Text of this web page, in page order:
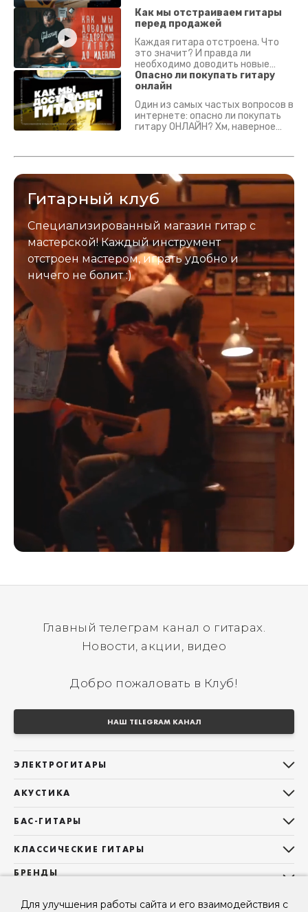
Для улучшения работы сайта и его взаимодействия с
Как мы отстраиваем гитары
перед продажей
Каждая гитара отстроена. Что
это значит? И правда ли
необходимо доводить новые
гитары? Если кратко - да.
Подробно - в видео :)
Опасно ли покупать гитару
онлайн
Один из самых частых вопросов в
интернете: опасно ли покупать
гитару ОНЛАЙН? Хм, наверное
застрахован. Случись что -
Гитарный клуб
Специализированный магазин гитар с
мастерской! Каждый инструмент
отстроен мастером, играть удобно и
ничего не болит :)
Главный телеграм канал о гитарах.
Новости, акции, видео
Добро пожаловать в Клуб!
НАШ TELEGRAM КАНАЛ
ЭЛЕКТРОГИТАРЫ
Telecaster
Les Paul
Superstrat
АКУСТИКА
Фолки (ОМ, 000, 00)
Гранд Аудиториум
Б/У, уцененные гитары
БАС-ГИТАРЫ
Precision Bass
КЛАССИЧЕСКИЕ ГИТАРЫ
Все классические гитары
Б/У, уцененные гитары
БРЕНДЫ
Sigma Guitars